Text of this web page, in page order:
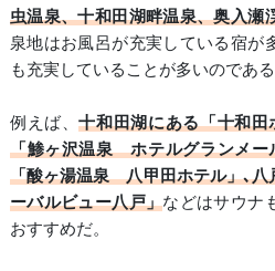
虫温泉、十和田湖畔温泉、奥入瀬
泉地はお風呂が充実している宿が
も充実していることが多いのである
例えば、十和田湖にある「十和
「鯵ヶ沢温泉 ホテルグランメ
「酸ヶ湯温泉 八甲田ホテル」､八
ーバルビュー八戸」などはサウナ
おすすめだ。